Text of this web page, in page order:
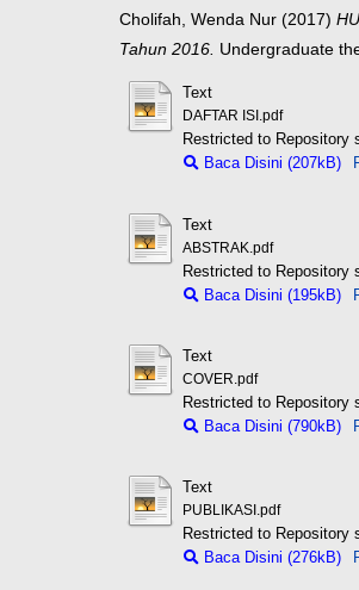
Cholifah, Wenda Nur (2017)
Tahun 2016. Undergraduate
Text
DAFTAR ISI.pdf
Restricted to Repository
Baca Disini (207kB)
Text
ABSTRAK.pdf
Restricted to Repository
Baca Disini (195kB)
Text
COVER.pdf
Restricted to Repository
Baca Disini (790kB)
Text
PUBLIKASI.pdf
Restricted to Repository
Baca Disini (276kB)